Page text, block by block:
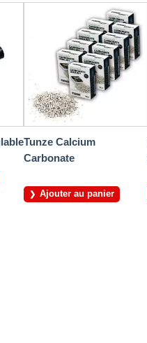
Tunze Calcium
Carbonate
Ajouter au panier